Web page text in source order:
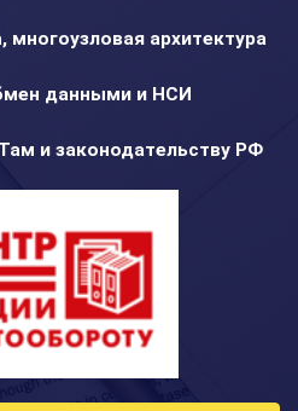
архитектура
данными и НСИ
и законодательству РФ